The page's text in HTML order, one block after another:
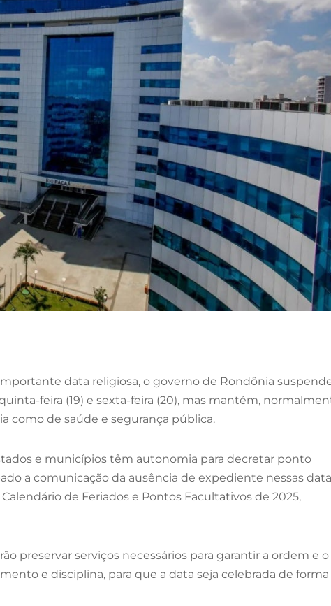
data religiosa, o governo de Rondônia
feira (19) e sexta-feira (20), mas mantém,
como de saúde e segurança pública.
e municípios têm autonomia para decretar ponto
a comunicação da ausência de expediente nessas
de Feriados e Pontos Facultativos de 2025,
preservar serviços necessários para garantir a ordem e o
e disciplina, para que a data seja celebrada de forma